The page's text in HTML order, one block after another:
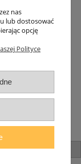
nas
lub dostosować
opcję
Polityce